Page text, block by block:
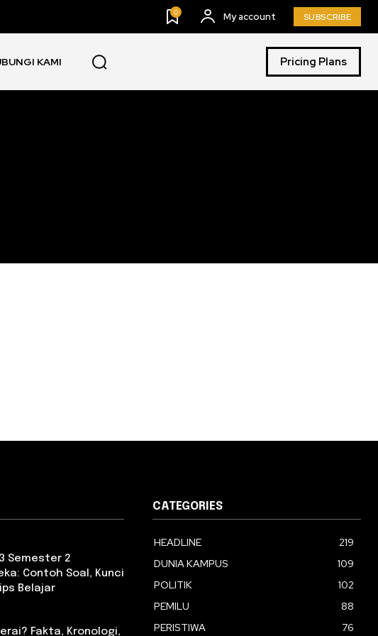
0 My account SUBSCRIBE
KAMI Pricing Plans
Semester 2
Contoh Soal, Kunci
Belajar
Fakta, Kronologi,
CATEGORIES
HEADLINE
219
DUNIA KAMPUS
109
POLITIK
102
PEMILU
88
PERISTIWA
76